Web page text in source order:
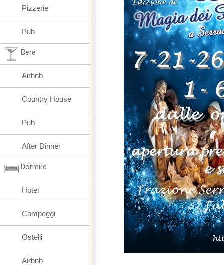
Pizzerie
Pub
Bere
Airbnb
Country House
Pub
After Dinner
Dormire
Hotel
Campeggi
Ostelli
Airbnb